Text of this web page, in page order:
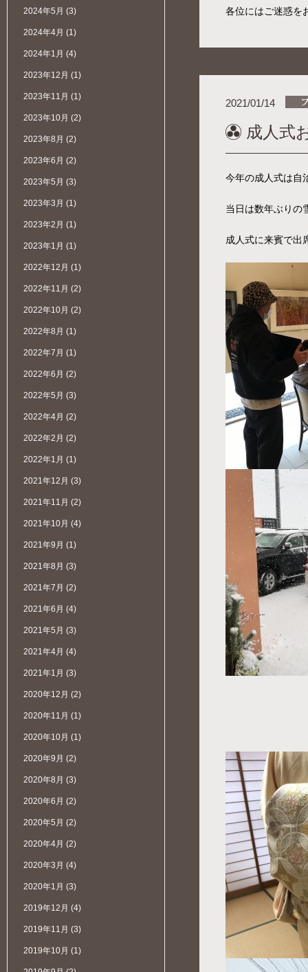
2024年5月 (3)
2024年4月 (1)
2024年1月 (4)
2023年12月 (1)
2023年11月 (1)
2023年10月 (2)
2023年8月 (2)
2023年6月 (2)
2023年5月 (3)
2023年3月 (1)
2023年2月 (1)
2023年1月 (1)
2022年12月 (1)
2022年11月 (2)
2022年10月 (2)
2022年8月 (1)
2022年7月 (1)
2022年6月 (2)
2022年5月 (3)
2022年4月 (2)
2022年2月 (2)
2022年1月 (1)
2021年12月 (3)
2021年11月 (2)
2021年10月 (4)
2021年9月 (1)
2021年8月 (3)
2021年7月 (2)
2021年6月 (4)
2021年5月 (3)
2021年4月 (4)
2021年1月 (3)
2020年12月 (2)
2020年11月 (1)
2020年10月 (1)
2020年9月 (2)
2020年8月 (3)
2020年6月 (2)
2020年5月 (2)
2020年4月 (2)
2020年3月 (4)
2020年1月 (3)
2019年12月 (4)
2019年11月 (3)
2019年10月 (1)
各位にはご迷惑を
2021/01/14
成人式
今年の成人式は自
当日は数年ぶりの
成人式に来賓で出